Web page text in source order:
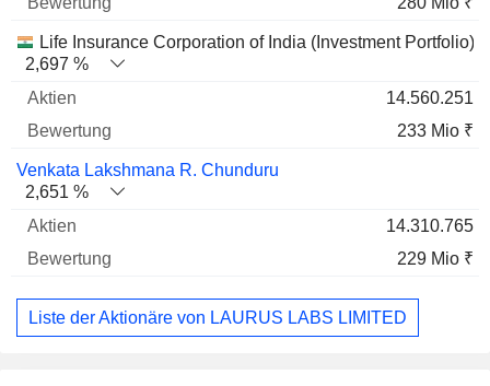
Life Insurance Corporation of India (Investment Portfolio)
2,697 %
14.560.251
233 Mio ₹
Venkata Lakshmana R. Chunduru
2,651 %
14.310.765
229 Mio ₹
Liste der Aktionäre von LAURUS LABS LIMITED